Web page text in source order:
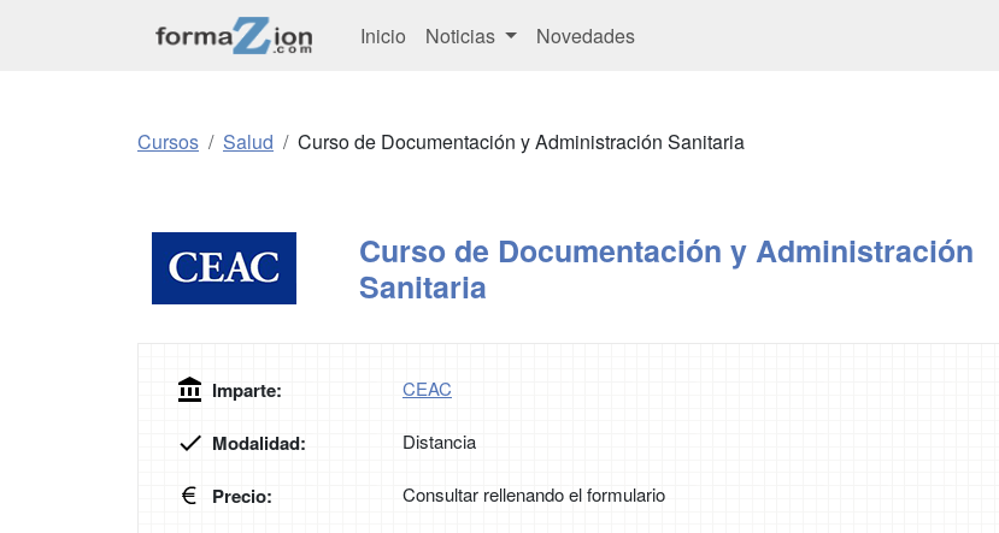
Inicio Noticias Novedades
Cursos Salud Curso de Documentación y Administración Sanitaria
Curso de Documentación y Administración
Sanitaria
Imparte: CEAC
Modalidad: Distancia
Precio: Consultar rellenando el formulario